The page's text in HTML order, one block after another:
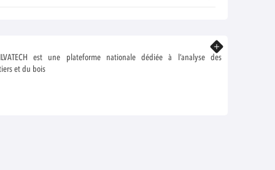
est une plateforme nationale dédiée à l’analyse des
et du bois